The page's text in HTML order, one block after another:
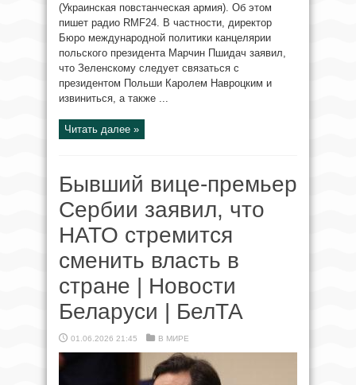
(Украинская повстанческая армия). Об этом
пишет радио RMF24. В частности, директор
Бюро международной политики канцелярии
польского президента Марчин Пшидач заявил,
что Зеленскому следует связаться с
президентом Польши Каролем Навроцким и
извиниться, а также ...
Читать далее »
Бывший вице-премьер
Сербии заявил, что
НАТО стремится
сменить власть в
стране | Новости
Беларуси | БелТА
01.06.2026 21:45 В МИРЕ